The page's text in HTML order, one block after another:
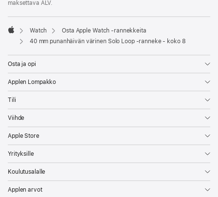
maksettava ALV.
Apple
Watch
Osta Apple Watch ‑rannekkeita
40 mm punanhäivän värinen Solo Loop ‑ranneke - koko 8
Osta ja opi
Applen Lompakko
Tili
Viihde
Apple Store
Yrityksille
Koulutusalalle
Applen arvot